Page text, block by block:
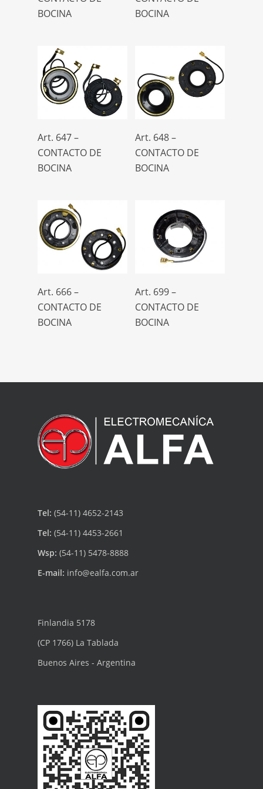
PEUGEOT-CITROÊN
SCANIA 7
TOYOTA 4
UNIVERSAL PESADA 2
UNIVERSALES
VOLVO
VW 58
BOCINA
BOCINA
Art. 647 –
CONTACTO DE
BOCINA
Art. 648 –
CONTACTO DE
BOCINA
Art. 666 –
CONTACTO DE
BOCINA
Art. 699 –
CONTACTO DE
BOCINA
Tel: (54-11) 4652-2143
Tel: (54-11) 4453-2661
Wsp: (54-11) 5478-8888
E-mail: info@ealfa.com.ar
Finlandia 5178
(CP 1766) La Tablada
Buenos Aires - Argentina